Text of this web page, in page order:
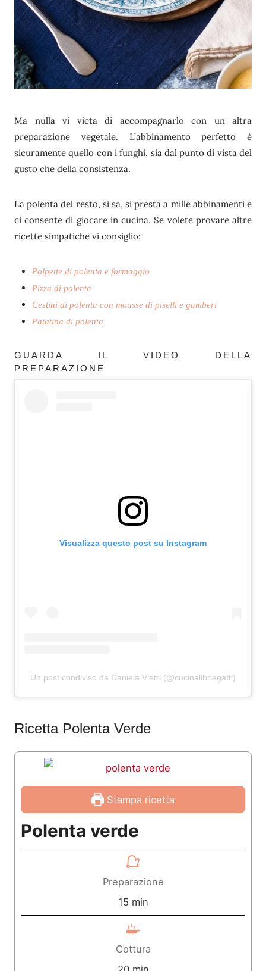
Ma nulla vi vieta di accompagnarlo con un altra
preparazione vegetale. L’abbinamento perfetto è
sicuramente quello con i funghi, sia dal punto di vista del
gusto che della consistenza.
La polenta del resto, si sa, si presta a mille abbinamenti e
ci consente di giocare in cucina. Se volete provare altre
ricette simpatiche vi consiglio:
Polpette di polenta e formaggio
Pizza di polenta
Cestini di polenta con mousse di piselli e gamberi
Patatina di polenta
GUARDA IL VIDEO DELLA
PREPARAZIONE
Visualizza questo post su Instagram
Un post condiviso da Daniela Vietri (@cucinalibriegatti)
Ricetta Polenta Verde
Stampa ricetta
Polenta verde
Preparazione
15mmin
Cottura
m